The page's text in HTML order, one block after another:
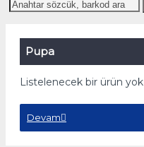
Pupa
Listelenecek bir ürün yok
Devam